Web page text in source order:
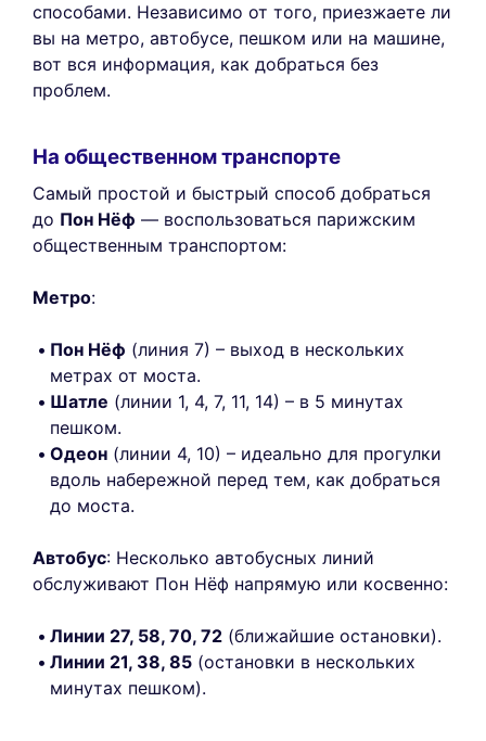
способами. Независимо от того, приезжаете ли
вы на метро, автобусе, пешком или на машине,
вот вся информация, как добраться без
проблем.
На общественном транспорте
Самый простой и быстрый способ добраться
до Пон Нёф — воспользоваться парижским
общественным транспортом:
Метро:
Пон Нёф (линия 7) – выход в нескольких
метрах от моста.
Шатле (линии 1, 4, 7, 11, 14) – в 5 минутах
пешком.
Одеон (линии 4, 10) – идеально для прогулки
вдоль набережной перед тем, как добраться
до моста.
Автобус: Несколько автобусных линий
обслуживают Пон Нёф напрямую или косвенно:
Линии 27, 58, 70, 72 (ближайшие остановки).
Линии 21, 38, 85 (остановки в нескольких
минутах пешком).